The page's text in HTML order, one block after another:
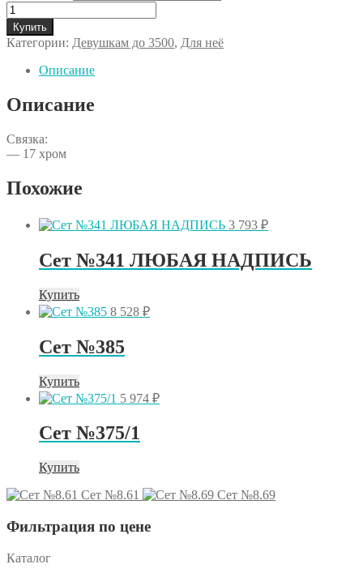
Количество
товара
Сет
№8.67
Купить
Категории: Девушкам до 3500, Для неё
Описание
Описание
Связка:
— 17 хром
Похожие
3 793 ₽
Сет №341 ЛЮБАЯ НАДПИСЬ
Купить
8 528 ₽
Сет №385
Купить
5 974 ₽
Сет №375/1
Купить
Сет №8.61
Сет №8.69
Фильтрация по цене
Каталог